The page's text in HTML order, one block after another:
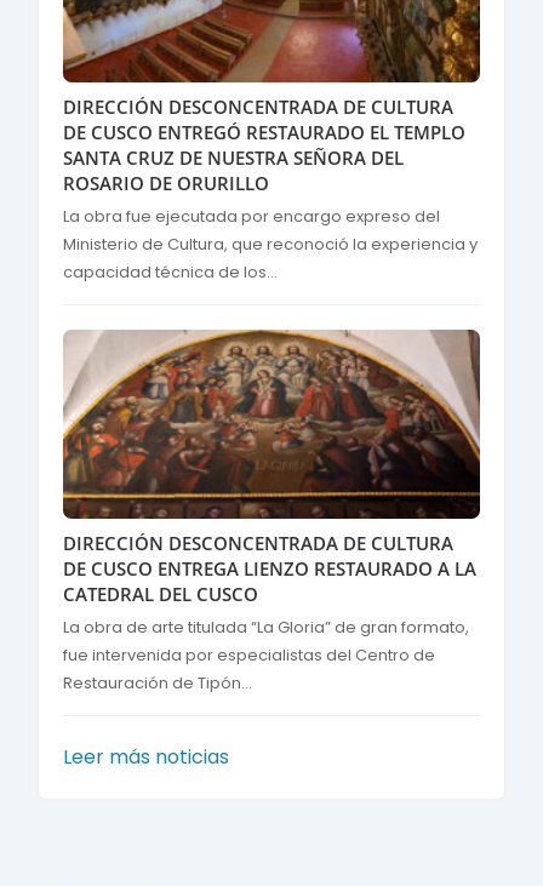
DIRECCIÓN DESCONCENTRADA DE CULTURA
DE CUSCO ENTREGÓ RESTAURADO EL TEMPLO
SANTA CRUZ DE NUESTRA SEÑORA DEL
ROSARIO DE ORURILLO
La obra fue ejecutada por encargo expreso del
Ministerio de Cultura, que reconoció la experiencia y
capacidad técnica de los...
DIRECCIÓN DESCONCENTRADA DE CULTURA
DE CUSCO ENTREGA LIENZO RESTAURADO A LA
CATEDRAL DEL CUSCO
La obra de arte titulada “La Gloria” de gran formato,
fue intervenida por especialistas del Centro de
Restauración de Tipón...
Leer más noticias